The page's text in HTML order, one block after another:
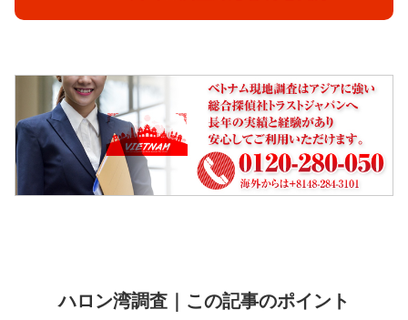
ハロン湾調査｜この記事のポイント